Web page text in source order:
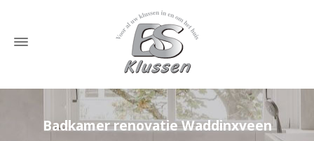
Badkamer renovatie Waddinxveen